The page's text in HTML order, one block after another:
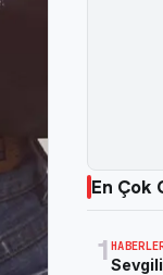
En Çok
1